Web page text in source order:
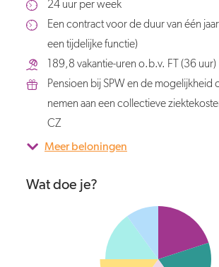
24 uur per week
Een contract voor de duur van één
een tijdelijke functie)
189,8 vakantie-uren o.b.v. FT (36 uur)
Pensioen bij SPW en de mogelijkheid
nemen aan een collectieve
CZ
Meer beloningen
Wat doe je?